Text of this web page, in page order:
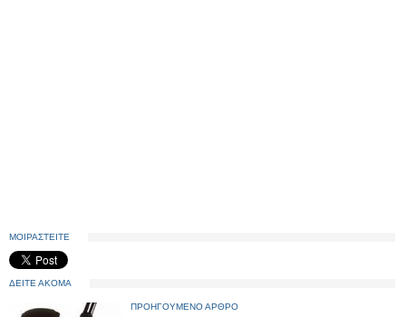
ΜΟΙΡΑΣΤΕΙΤΕ
ΔΕΙΤΕ ΑΚΟΜΑ
ΠΡΟΗΓΟΥΜΕΝΟ ΑΡΘΡΟ